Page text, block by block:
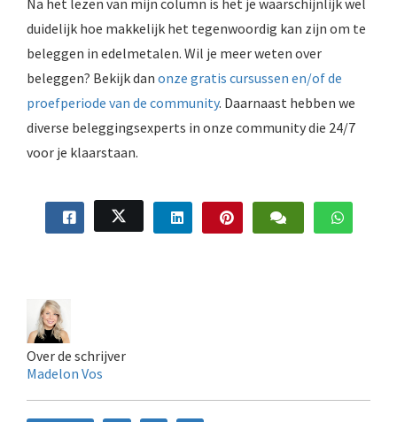
duidelijk hoe makkelijk het tegenwoordig kan zijn om te
beleggen in edelmetalen. Wil je meer weten over
beleggen? Bekijk dan onze gratis cursussen en/of de
proefperiode van de community. Daarnaast hebben we
diverse beleggingsexperts in onze community die 24/7
voor je klaarstaan.
Over de schrijver
Madelon Vos